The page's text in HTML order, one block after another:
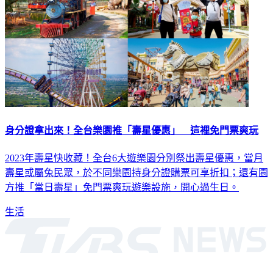
身分證拿出來！全台樂園推「壽星優惠」 這裡免門票爽玩
2023年壽星快收藏！全台6大遊樂園分別祭出壽星優惠，當月
壽星或屬兔民眾，於不同樂園持身分證購票可享折扣；還有園
方推「當日壽星」免門票爽玩遊樂設施，開心過生日。
生活